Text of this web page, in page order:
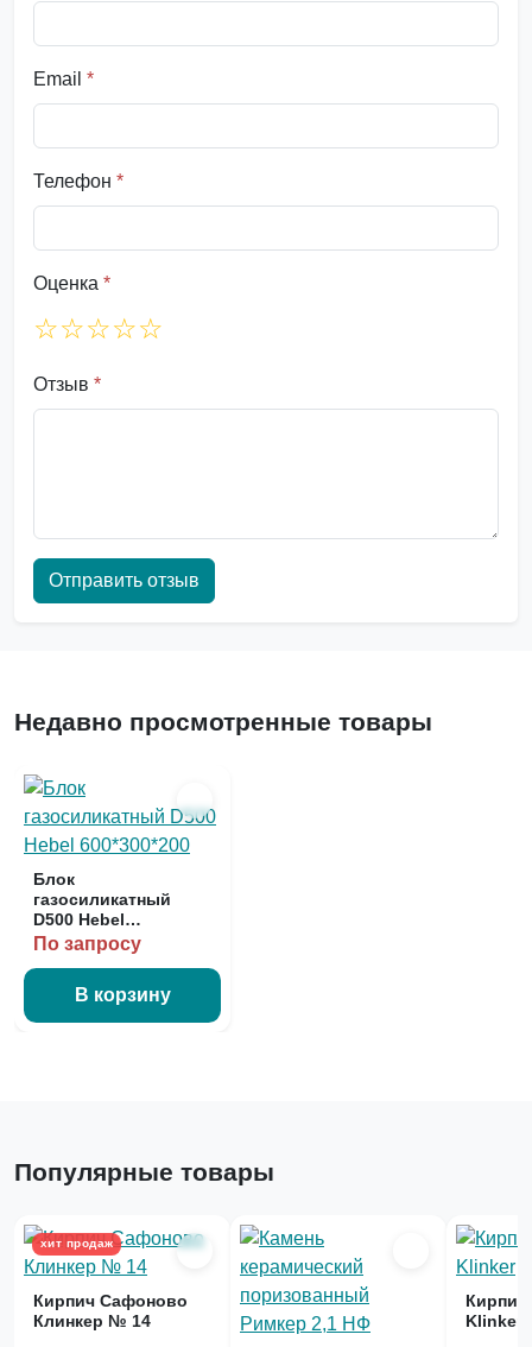
Email *
Телефон *
Оценка *
☆☆☆☆☆
Отзыв *
Отправить отзыв
Недавно просмотренные товары
Блок
газосиликатный
D500 Hebel
600*300*200
По запросу
В корзину
Популярные товары
Кирпич Сафоново
Клинкер № 14
хит продаж
Кирпич
Klinker